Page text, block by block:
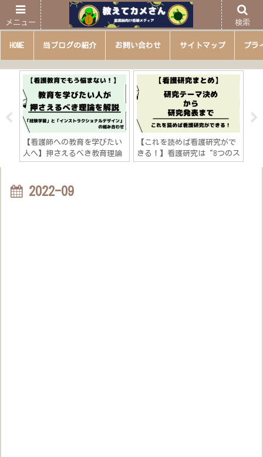
HOME 当ブログの紹介 お問い合わせ サイトマップ プラ
【看護師への教育を学びたい
人へ】押さえるべき教育理論
を解説「看護教育は“経験学
ルデザイン”」
【これを読めば看護研究がで
きる！】看護研究は“8つのス
テップ”「研究テーマ決め→
2022-09
メニュー 検索